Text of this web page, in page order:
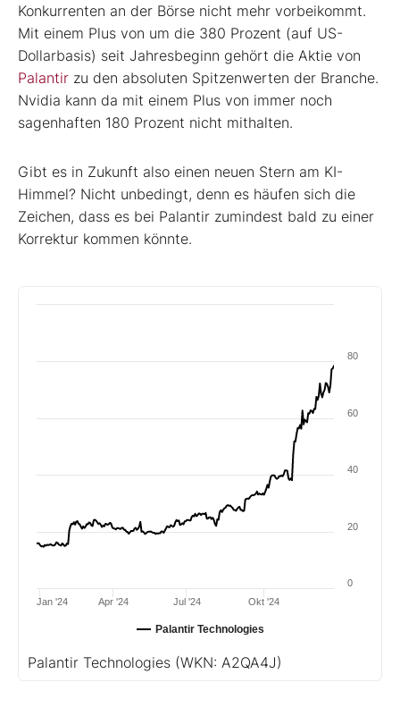
Konkurrenten an der Börse nicht mehr vorbeikommt.
Mit einem Plus von um die 380 Prozent (auf US-
Dollarbasis) seit Jahresbeginn gehört die Aktie von
Palantir zu den absoluten Spitzenwerten der Branche.
Nvidia kann da mit einem Plus von immer noch
sagenhaften 180 Prozent nicht mithalten.
Gibt es in Zukunft also einen neuen Stern am KI-
Himmel? Nicht unbedingt, denn es häufen sich die
Zeichen, dass es bei Palantir zumindest bald zu einer
Korrektur kommen könnte.
Palantir Technologies
Jan '24 Jul '24
Apr '24 Okt '24
0
20
40
60
80
Palantir Technologies (WKN: A2QA4J)